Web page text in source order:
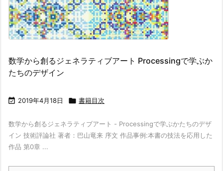
数学から創るジェネラティブアート Processingで学ぶか
たちのデザイン
 2019年4月18日  書籍目次
数学から創るジェネラティブアート - Processingで学ぶかたちのデザ
イン 技術評論社 著者：巴山竜来 序文 作品事例:本書の技法を応用した
作品 第0章 ...